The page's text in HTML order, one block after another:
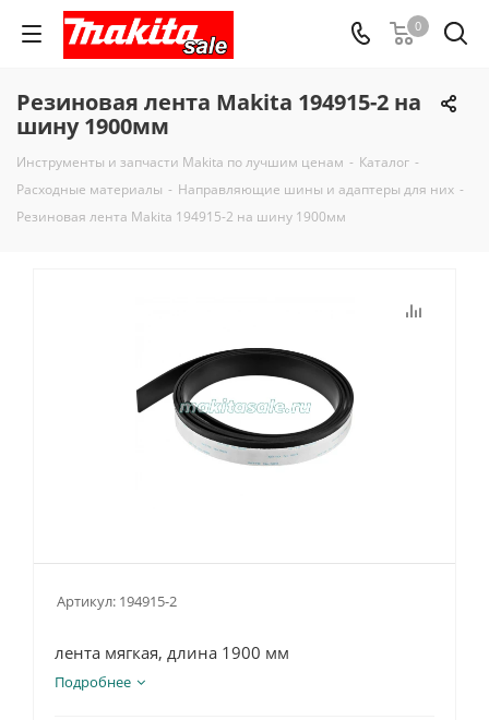
0
Резиновая лента Makita 194915-2 на
шину 1900мм
Инструменты и запчасти Makita по лучшим ценам - Каталог -
Расходные материалы - Направляющие шины и адаптеры для них -
Резиновая лента Makita 194915-2 на шину 1900мм
Артикул: 194915-2
лента мягкая, длина 1900 мм
Подробнее